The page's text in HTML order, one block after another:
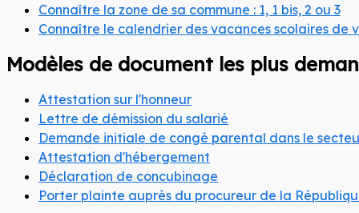
Connaître la zone de sa commune : 1, 1 bis, 2 ou 3
Connaître le calendrier des vacances scolaires de
Modèles de document les plus
Attestation sur l'honneur
Lettre de démission du salarié
Demande initiale de congé parental dans le
Attestation d'hébergement
Déclaration de concubinage
Porter plainte auprès du procureur de la